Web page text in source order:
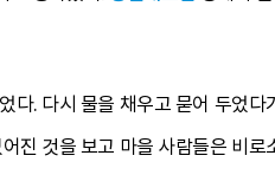
. 다시 물을 채우고 묻어 두었다
진 것을 보고 마을 사람들은 비로